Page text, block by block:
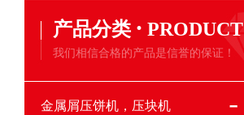
产品分类 · PRODUCT
我们相信合格的产品是信誉的保证！
金属屑压饼机，压块机